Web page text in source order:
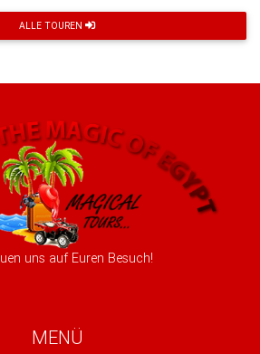
ALLE TOUREN
uns auf Euren Besuch!
MENÜ